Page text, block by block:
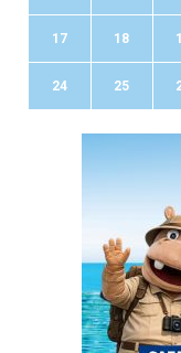
17 18
24 25